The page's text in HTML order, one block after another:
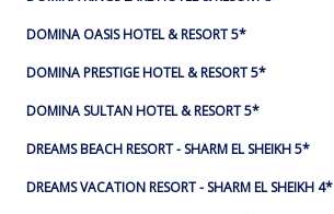
DOMINA OASIS HOTEL & RESORT 5*
DOMINA PRESTIGE HOTEL & RESORT 5*
DOMINA SULTAN HOTEL & RESORT 5*
DREAMS BEACH RESORT - SHARM EL SHEIKH 5*
DREAMS VACATION RESORT - SHARM EL SHEIKH 4*